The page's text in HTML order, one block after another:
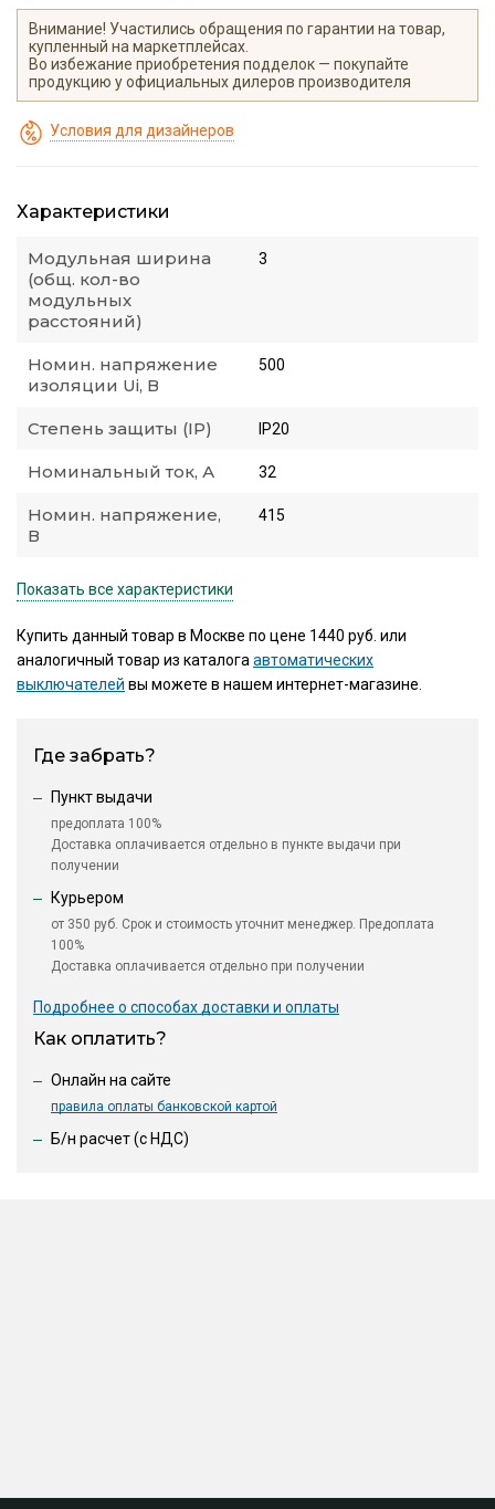
Внимание! Участились обращения по гарантии на товар,
купленный на маркетплейсах.
Во избежание приобретения подделок — покупайте
продукцию у официальных дилеров производителя
Условия для дизайнеров
Характеристики
Модульная ширина
(общ. кол-во
модульных
расстояний)
3
Номин. напряжение
изоляции Ui, В
500
Степень защиты (IP) IP20
Номинальный ток, А 32
Номин. напряжение,
В
415
Показать все характеристики
Купить данный товар в Москве по цене 1440 руб. или
аналогичный товар из каталогаавтоматических
выключателей вы можете в нашем интернет-магазине.
Где забрать?
Пункт выдачи
предоплата 100%
Доставка оплачивается отдельно в пункте выдачи при
получении
Курьером
от 350 руб. Срок и стоимость уточнит менеджер. Предоплата
100%
Доставка оплачивается отдельно при получении
Подробнее о способах доставки и оплаты
Как оплатить?
Онлайн на сайте
правила оплаты банковской картой
Б/н расчет (c НДС)